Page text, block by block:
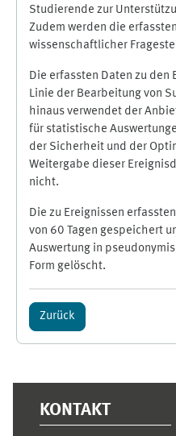
Studierende zur
Zudem werden die
wissenschaftlicher
Die erfassten Daten zu den
Linie der Bearbeitung von
hinaus verwendet der
für statistische
der Sicherheit und der
Weitergabe dieser
nicht.
Die zu Ereignissen
von 60 Tagen gespeichert
Auswertung in
Form gelöscht.
Zurück
KONTAKT